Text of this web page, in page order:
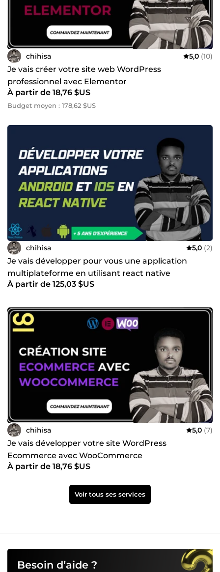
de haute qualité dans les délais impartis. 🎨 Je maîtrise
WordPress, Shopify, WooCommerce, HTML5, CSS3,
JavaScript, PHP et MySQL. 🔔 Vous avez des questions ?
N'hésitez pas à me contacter ! Transformons vos idées web
en réalité !
chihisa 5,0 (10)
Je vais créer votre site web WordPress
professionnel avec Elementor
À partir de 18,76 $US
Budget moyen : 178,62 $US
chihisa 5,0 (2)
Je vais développer pour vous une application
multiplateforme en utilisant react native
À partir de 125,03 $US
chihisa 5,0 (7)
Je vais développer votre site WordPress
Ecommerce avec WooCommerce
À partir de 18,76 $US
Voir tous ses services
Besoin d’aide ?